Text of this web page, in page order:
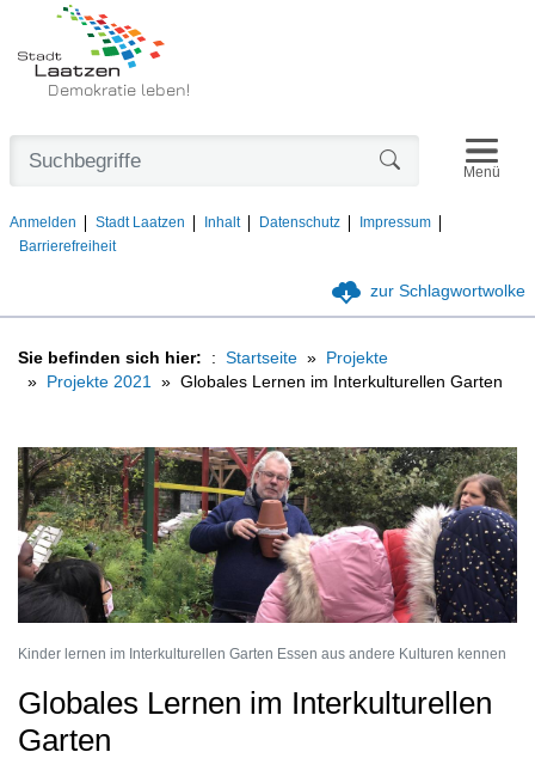
Demokratie leben!
Anmelden Stadt Laatzen Inhalt Datenschutz
Impressum
Barrierefreiheit
Menü
zur Schlagwortwolke
Sie befinden sich hier: Startseite
Projekte
Projekte 2021
Globales Lernen im Interkulturellen Garten
Kinder lernen im Interkulturellen Garten Essen aus andere Kulturen kennen
Globales Lernen im Interkulturellen
Garten